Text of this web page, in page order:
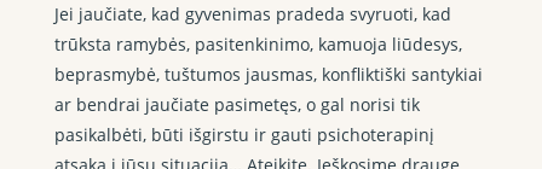
Jei jaučiate, kad gyvenimas pradeda svyruoti, kad
trūksta ramybės, pasitenkinimo, kamuoja liūdesys,
beprasmybė, tuštumos jausmas, konfliktiški santykiai
ar bendrai jaučiate pasimetęs, o gal norisi tik
pasikalbėti, būti išgirstu ir gauti psichoterapinį